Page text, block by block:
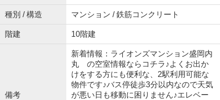
種別 / 構造 マンション / 鉄筋コンクリート
階建 10階建
備考
新着情報：ライオンズマンション盛岡内
丸 の空室情報ならコチラ♪よくお出か
けをする方にも便利な、2駅利用可能な
物件です♪バス停徒歩3分以内なので天気
が悪い日も移動に困りません♪エレベー